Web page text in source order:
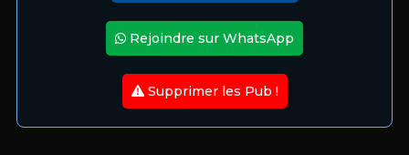
Rejoindre sur WhatsApp
Supprimer les Pub !